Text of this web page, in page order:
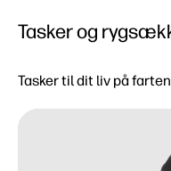
Tasker og
Tasker til dit liv på farten